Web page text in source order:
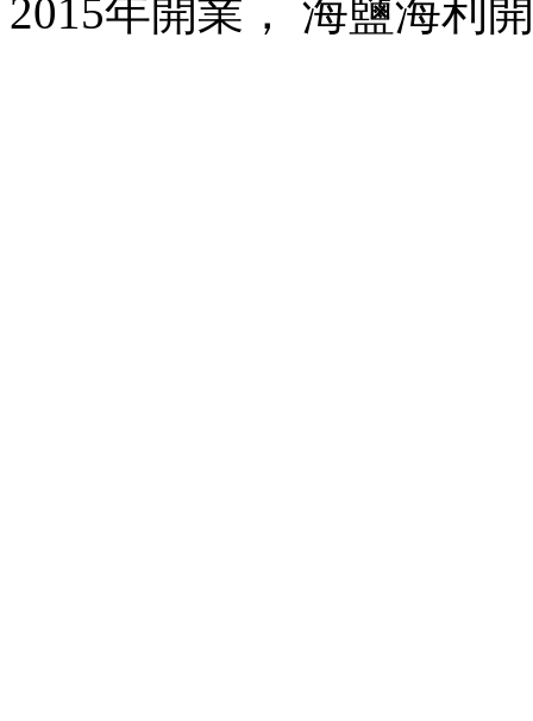
2015年開業， 海鹽海